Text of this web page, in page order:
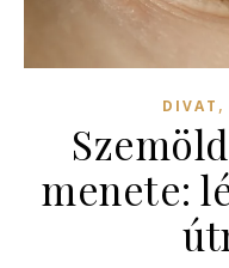
DIVAT ,
menete: